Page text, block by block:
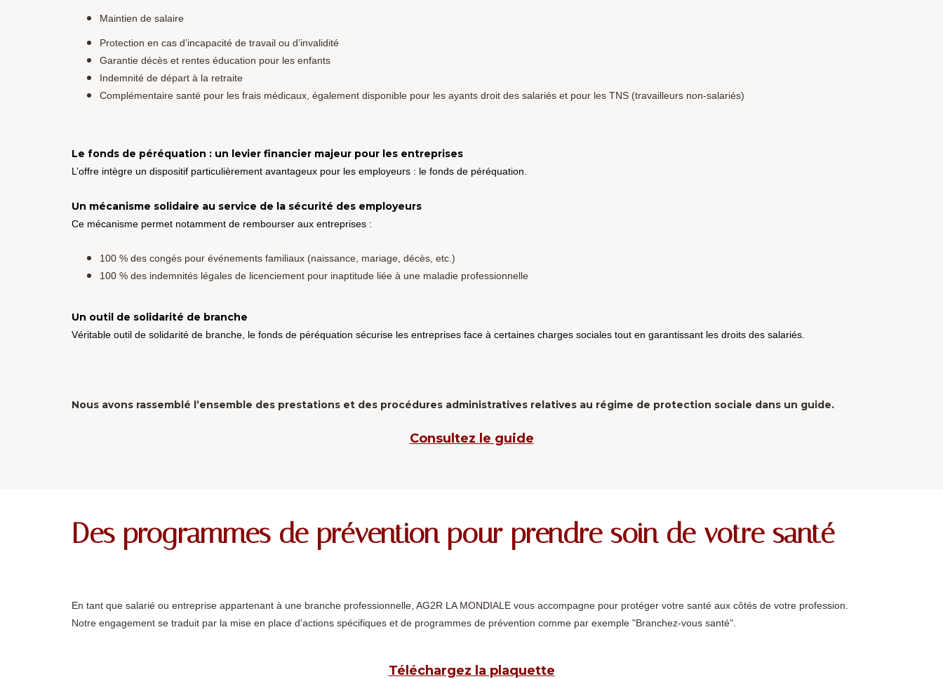
Maintien de salaire
Protection en cas d’incapacité de travail ou d’invalidité
Garantie décès et rentes éducation pour les enfants
Indemnité de départ à la retraite
Complémentaire santé pour les frais médicaux, également disponible pour les ayants droit des salariés et pour les TNS (travailleurs non-salariés)
Le fonds de péréquation : un levier financier majeur pour les entreprises
L’offre intègre un dispositif particulièrement avantageux pour les employeurs : le fonds de péréquation.
Un mécanisme solidaire au service de la sécurité des employeurs
Ce mécanisme permet notamment de rembourser aux entreprises :
100 % des congés pour événements familiaux (naissance, mariage, décès, etc.)
100 % des indemnités légales de licenciement pour inaptitude liée à une maladie professionnelle
Un outil de solidarité de branche
Véritable outil de solidarité de branche, le fonds de péréquation sécurise les entreprises face à certaines charges sociales tout en garantissant les droits des salariés.
Nous avons rassemblé l’ensemble des prestations et des procédures administratives relatives au régime de protection sociale dans un guide.
Consultez le guide
Des programmes de prévention pour prendre soin de votre santé
En tant que salarié ou entreprise appartenant à une branche professionnelle, AG2R LA MONDIALE vous accompagne pour protéger votre santé aux côtés de votre profession.
Notre engagement se traduit par la mise en place d'actions spécifiques et de programmes de prévention comme par exemple "Branchez-vous santé".
Téléchargez la plaquette